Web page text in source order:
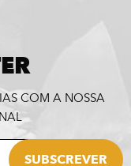
COM A NOSSA